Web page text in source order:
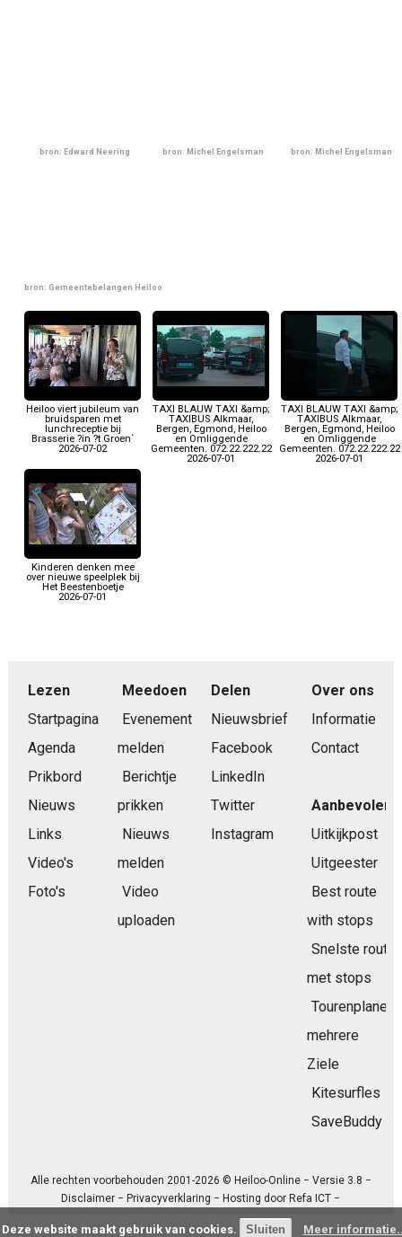
bron: Edward Neering bron: Michel Engelsman bron: Michel Engelsman
bron: Gemeentebelangen Heiloo
Heiloo viert jubileum van
bruidsparen met
lunchreceptie bij
Brasserie ?in ?t Groen`
2026-07-02
TAXI BLAUW TAXI &amp;
TAXIBUS Alkmaar,
Bergen, Egmond, Heiloo
en Omliggende
Gemeenten. 072.22.222.22
2026-07-01
TAXI BLAUW TAXI &amp;
TAXIBUS Alkmaar,
Bergen, Egmond, Heiloo
en Omliggende
Gemeenten. 072.22.222.22
2026-07-01
Kinderen denken mee
over nieuwe speelplek bij
Het Beestenboetje
2026-07-01
Lezen
Startpagina
Agenda
Prikbord
Nieuws
Links
Video's
Foto's
Meedoen
Evenement
melden
Berichtje
prikken
Nieuws
melden
Video
uploaden
Delen
Nieuwsbrief
Facebook
LinkedIn
Twitter
Instagram
Over ons
Informatie
Contact
Aanbevolen
Uitkijkpost
Uitgeester
Best route
with stops
Snelste route
met stops
Tourenplaner
mehrere
Ziele
Kitesurfles
SaveBuddy
Alle rechten voorbehouden 2001-2026 © Heiloo-Online − Versie 3.8 −
Disclaimer −Privacyverklaring − Hosting doorRefa ICT −
Deze website maakt gebruik van cookies. Meer